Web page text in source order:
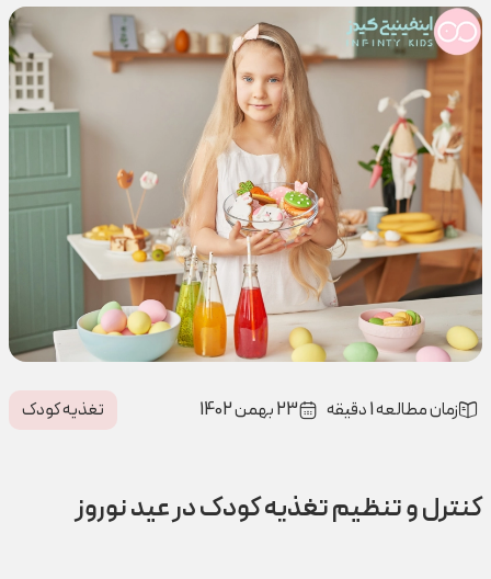
زمان مطالعه 1 دقیقه 23 بهمن 1402 تغذیه کودک
کنترل و تنظیم تغذیه کودک در عید نوروز